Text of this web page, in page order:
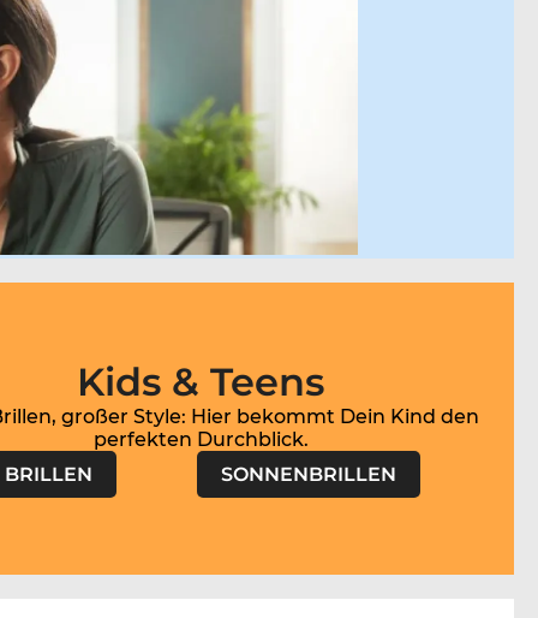
Kids & Teens
großer Style: Hier bekommt Dein Kind den
perfekten Durchblick.
BRILLEN
SONNENBRILLEN